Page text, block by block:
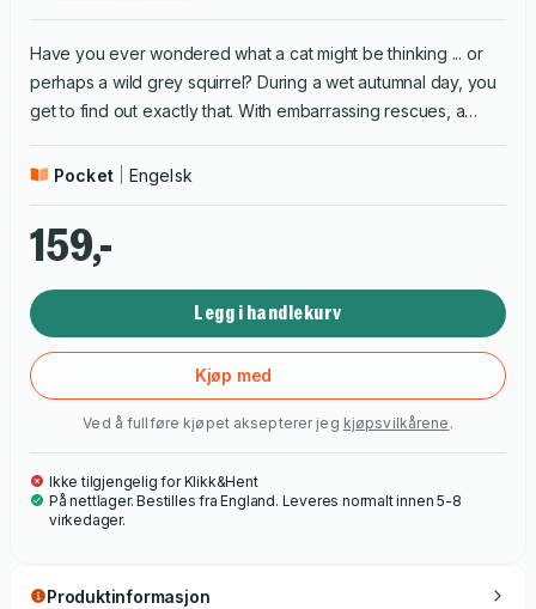
Have you ever wondered what a cat might be thinking ... or
perhaps a wild grey squirrel? During a wet autumnal day, you
get to find out exactly that. With embarrassing rescues, a
Ginger Tom and Nutty the Squirrel's story is a terrific tale to
Pocket Engelsk
159,-
Legg i handlekurv
Kjøp med
Ved å fullføre kjøpet aksepterer jeg kjøpsvilkårene .
Ikke tilgjengelig for Klikk&Hent
På nettlager. Bestilles fra England. Leveres normalt innen 5-8
virkedager.
Produktinformasjon